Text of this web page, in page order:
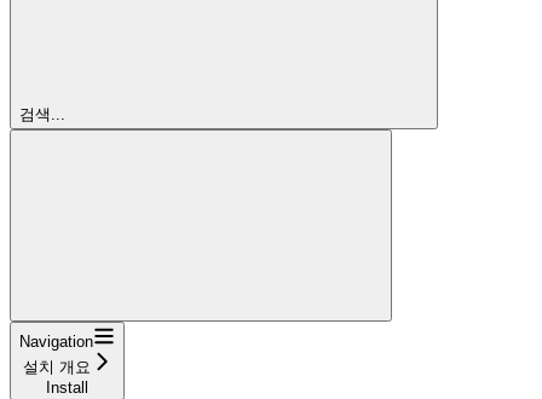
검색...
Navigation
설치 개요
Install